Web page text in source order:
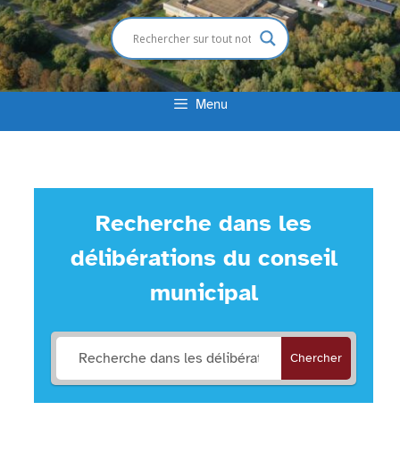
Menu
Recherche dans les
délibérations du conseil
municipal
Chercher